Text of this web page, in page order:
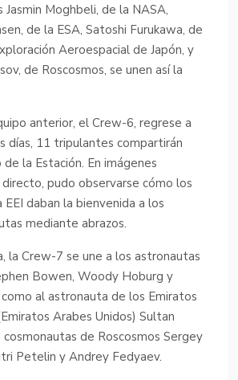
Moghbeli, de la NASA,
de la ESA, Satoshi Furukawa, de
Aeroespacial de Japón, y
de Roscosmos, se unen así la
anterior, el Crew-6, regrese a
días, 11 tripulantes compartirán
la Estación. En imágenes
pudo observarse cómo los
daban la bienvenida a los
mediante abrazos.
la Crew-7 se une a los astronautas
Bowen, Woody Hoburg y
como al astronauta de los Emiratos
Arabes Unidos) Sultan
de Roscosmos Sergey
Petelin y Andrey Fedyaev.